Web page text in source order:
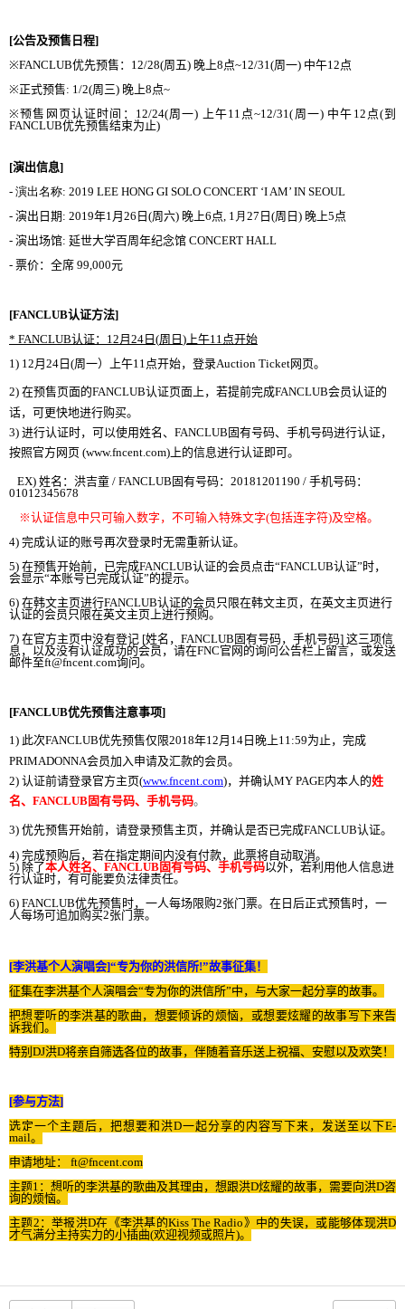
[公告及预售日程]
※FANCLUB优先预售 ： 12/28(周五) 晚 上8 点~12/31(周一) 中午12 点
※正式预售: 1/2(周三) 晚 上8 点~
※预售 网页认证时间 ： 12/24(周一) 上午11 点~12/31( 周一) 中午 12 点(到
FANCLUB优先预售结束为 止)
[演出信息]
- 演出名称: 2019 LEE HONG GI SOLO CONCERT ‘I AM’ IN SEOUL
- 演出日期: 2019年1 月 26 日 (周六) 晚 上6 点 , 1 月 27 日 (周日 ) 晚 上5 点
- 演出场馆: 延世大学百周年纪念馆 CONCERT HALL
- 票价：全席 99,000元
[FANCLUB认证方法]
* FANCLUB认证： 12 月 24 日 (周日 ) 上午11 点开始
1) 12 月 24 日 (周一）上午11 点开始，登录Auction Ticket网页。
2) 在预售页面的FANCLUB认证页面上，若提前完成FANCLUB会员认证的
话，可更快地进行购买。
3) 进行认证时， 可以使用姓名、 FANCLUB 固有号码、手机号码进行认证，
按照官方网页 (www.fncent.com) 上的信息进行认证即可。
EX) 姓名：洪吉童 / FANCLUB 固有号码： 20181201190 / 手机号码：
01012345678
※认证信息中只可输入数字 ，不可输入特殊文字(包括连字符)及空格。
4) 完成认证的账号再次登录时无需重新认证。
5) 在预售开始前， 已完成FANCLUB认证的会员 点击“FANCLUB认证”时，
会显示“本账号已完成认证”的提示。
6) 在韩文主页进行FANCLUB认证的会员 只限在韩文主页，在英文主页进行
认证的会员 只限在英文主页 上进行预购。
7) 在官方主页中没有登记 [姓名， FANCLUB 固有号码，手机号码] 这三项信
息，以及没有认证成功的会员 ， 请在FNC官 网 的询问 公告栏 上留言，或发送
邮件至ft@fncent.com询问。
[FANCLUB优先预售注意事项]
1) 此次FANCLUB优先预售仅 限2018年12 月 14 日 晚 上11:59为 止， 完成
PRIMADONNA会员加入申请及汇款的会员。
2) 认证前请登录官方主页(www.fncent.com)， 并确认MY PAGE内本人的姓
名、 FANCLUB固有号码、手机号码。
3) 优先预售开始前， 请登录预售主页， 并确认是否已完成FANCLUB认证。
4) 完成预购后， 若在指定期间内没有付款，此票将自动取消。
5) 除了本人姓名、 FANCLUB固有号码、手机号码以外，若利用他人信息进
行认证时，有可能要负法律责任。
6) FANCLUB优先预售时，一人每场限购2张门票。 在日后正式预售时，一
人每场可追加购买2张门票。
[李洪基个人演唱会]“专为你的洪信所!”故事征集！
征集在李洪基个人演唱会“专为你的洪信所”中， 与大家一起分享的故事。
把想要听的李洪基的歌曲，想要倾诉的烦恼，或想要炫耀的故事写下来告
诉我们。
特别 DJ洪D将亲 自筛选各位的故事，伴随着音乐送上祝福、安慰以及欢笑！
[参与方法]
选定一个主题后，把想要和洪D一起分享的 内容写下来 ， 发送至以下E-
mail。
申请地址： ft@fncent.com
主题1 ：想听的李洪基的歌曲及其理由，想跟洪D炫耀的故事，需要向洪D咨
询的烦恼。
主题2 ：举报洪D在《李洪基的Kiss The Radio 》中的失误，或能够体现洪D
才气满分主持实力的小插曲(欢迎视频或照片)。